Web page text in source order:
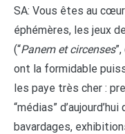
SA: Vous êtes au
éphémères, les jeux
(“Panem et circenses
ont la formidable
les paye très cher :
“médias”
bavardages,